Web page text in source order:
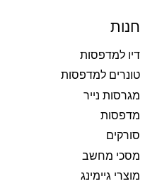
חנות
דיו למדפסות
טונרים למדפסות
מגרסות נייר
מדפסות
סורקים
מסכי מחשב
מוצרי גיימינג